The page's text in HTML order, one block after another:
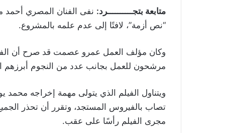
متابعة بتجــــــــــرد: نفى الفنان المصري أحمد
“نص أزمة”، لافتًا إلى عدم علمه بالمشروع.
وكان مؤلف العمل عمرو عصمت قد صرح أن
مرشحون للعمل بجانب عدد من النجوم أبرزهم
ويتناول الفيلم الذي يتولى مهمة إخراجه
تصاب بالفيروس المستجد، وتقرر أن تحذر
مجرى الفيلم رأسًا على عقب.